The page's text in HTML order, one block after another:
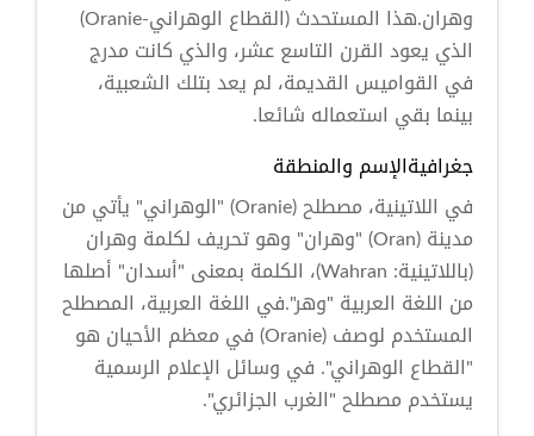
وهران.هذا المستحدث (القطاع الوهراني-Oranie)
الذي يعود القرن التاسع عشر، والذي كانت مدرج
في القواميس القديمة، لم يعد بتلك الشعبية،
بينما بقي استعماله شائعا.
جغرافيةالإسم والمنطقة
في اللاتينية، مصطلح (Oranie) "الوهراني" يأتي من
مدينة (Oran) "وهران" وهو تحريف لكلمة وهران
(باللاتينية: Wahran)، الكلمة بمعنى "أسدان" أصلها
من اللغة العربية "وهر".في اللغة العربية، المصطلح
المستخدم لوصف (Oranie) في معظم الأحيان هو
"القطاع الوهراني". في وسائل الإعلام الرسمية
يستخدم مصطلح "الغرب الجزائري".